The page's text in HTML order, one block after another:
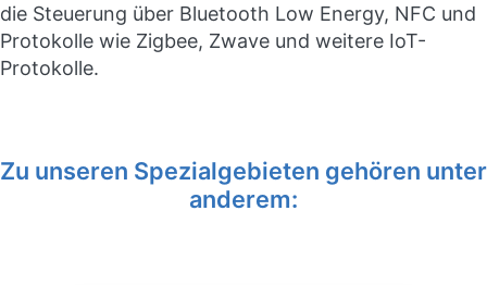
die Steuerung über Bluetooth Low Energy, NFC und
Protokolle wie Zigbee, Zwave und weitere IoT-
Protokolle.
Zu unseren Spezialgebieten gehören unter
anderem: